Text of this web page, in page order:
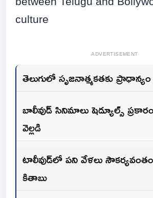
ADVERTISEMENT
తెలుగులో సృజనాత్మకతకు
బాలీవుడ్ సినిమాలు షెడ్యూల్స్
వెల్లడి
టాలీవుడ్‌లో పని వేళలు
కితాబు